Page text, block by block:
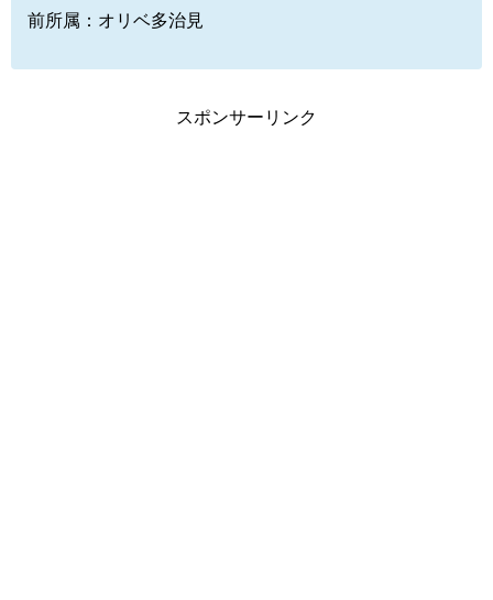
前所属：オリベ多治見
スポンサーリンク